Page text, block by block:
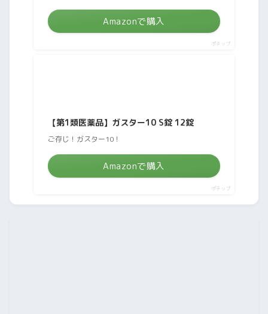
Amazonで購入
ポチップ
【第1類医薬品】ガスター10 S錠 12錠
ご存じ！ガスター10！
Amazonで購入
ポチップ